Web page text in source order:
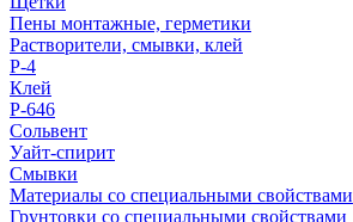
Пены монтажные, герметики
Растворители, смывки, клей
Р-4
Клей
Р-646
Сольвент
Уайт-спирит
Смывки
Материалы со специальными свойствами
Грунтовки со специальными свойствами